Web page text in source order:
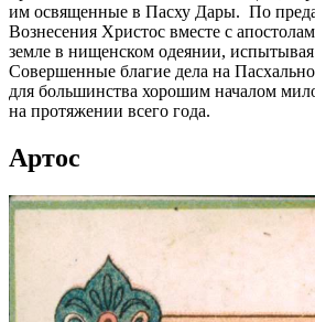
им освященные в Пасху Дары. По
Вознесения Христос вместе с
земле в нищенском одеянии,
Совершенные благие дела на
для большинства хорошим началом
на протяжении всего года.
Артос